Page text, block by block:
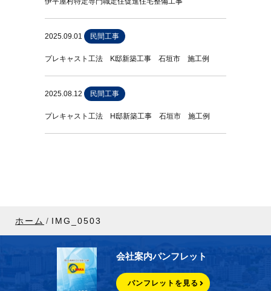
2025.09.01 民間工事
プレキャスト工法 K邸新築工事 石垣市 施工例
2025.08.12 民間工事
プレキャスト工法 H邸新築工事 石垣市 施工例
ホーム IMG_0503
会社案内パンフレット
パンフレットを見る